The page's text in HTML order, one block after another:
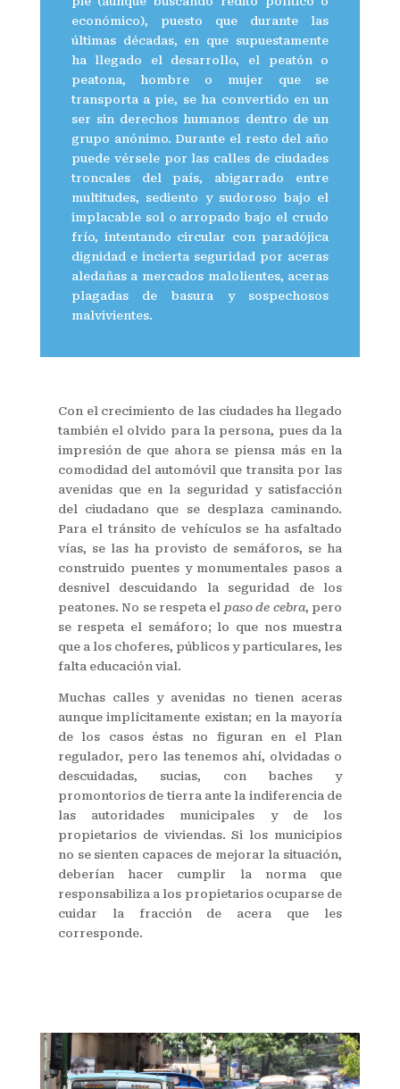
económico), puesto que durante las
últimas décadas, en que supuestamente
ha llegado el desarrollo, el peatón o
peatona, hombre o mujer que se
transporta a pie, se ha convertido en un
ser sin derechos humanos dentro de un
grupo anónimo. Durante el resto del año
puede vérsele por las calles de ciudades
troncales del país, abigarrado entre
multitudes, sediento y sudoroso bajo el
implacable sol o arropado bajo el crudo
frío, intentando circular con paradójica
dignidad e incierta seguridad por aceras
aledañas a mercados malolientes, aceras
plagadas de basura y sospechosos
malvivientes.
Con el crecimiento de las ciudades ha llegado
también el olvido para la persona, pues da la
impresión de que ahora se piensa más en la
comodidad del automóvil que transita por las
avenidas que en la seguridad y satisfacción
del ciudadano que se desplaza caminando.
Para el tránsito de vehículos se ha asfaltado
vías, se las ha provisto de semáforos, se ha
construido puentes y monumentales pasos a
desnivel descuidando la seguridad de los
peatones. No se respeta el paso de cebra, pero
se respeta el semáforo; lo que nos muestra
que a los choferes, públicos y particulares, les
falta educación vial.
Muchas calles y avenidas no tienen aceras
aunque implícitamente existan; en la mayoría
de los casos éstas no figuran en el Plan
regulador, pero las tenemos ahí, olvidadas o
descuidadas, sucias, con baches y
promontorios de tierra ante la indiferencia de
las autoridades municipales y de los
propietarios de viviendas. Si los municipios
no se sienten capaces de mejorar la situación,
deberían hacer cumplir la norma que
responsabiliza a los propietarios ocuparse de
cuidar la fracción de acera que les
corresponde.